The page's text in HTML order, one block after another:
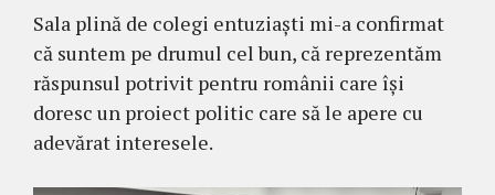
Sala plină de colegi entuziaști mi-a confirmat
că suntem pe drumul cel bun, că reprezentăm
răspunsul potrivit pentru românii care își
doresc un proiect politic care să le apere cu
adevărat interesele.